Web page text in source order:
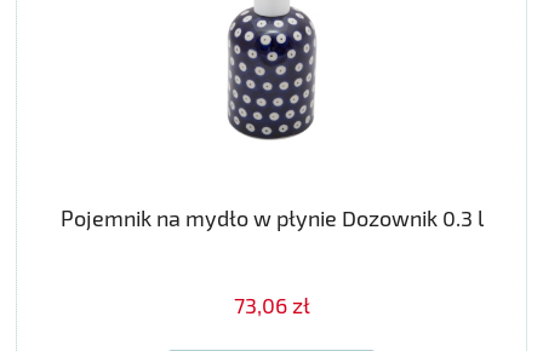
Pojemnik na mydło w płynie Dozownik 0.3 l
73,06 zł